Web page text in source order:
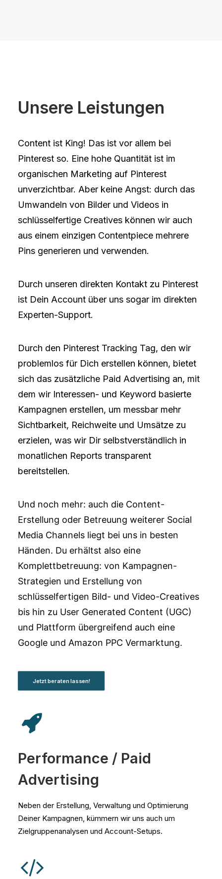
Unsere Leistungen
Content ist King! Das ist vor allem bei
Pinterest so. Eine hohe Quantität ist im
organischen Marketing auf Pinterest
unverzichtbar. Aber keine Angst: durch das
Umwandeln von Bilder und Videos in
schlüsselfertige Creatives können wir auch
aus einem einzigen Contentpiece mehrere
Pins generieren und verwenden.
Durch unseren direkten Kontakt zu Pinterest
ist Dein Account über uns sogar im direkten
Experten-Support.
Durch den Pinterest Tracking Tag, den wir
problemlos für Dich erstellen können, bietet
sich das zusätzliche Paid Advertising an, mit
dem wir Interessen- und Keyword basierte
Kampagnen erstellen, um messbar mehr
Sichtbarkeit, Reichweite und Umsätze zu
erzielen, was wir Dir selbstverständlich in
monatlichen Reports transparent
bereitstellen.
Und noch mehr: auch die Content-
Erstellung oder Betreuung weiterer Social
Media Channels liegt bei uns in besten
Händen. Du erhältst also eine
Komplettbetreuung: von Kampagnen-
Strategien und Erstellung von
schlüsselfertigen Bild- und Video-Creatives
bis hin zu User Generated Content (UGC)
und Plattform übergreifend auch eine
Google und Amazon PPC Vermarktung.
Jetzt beraten lassen!
Performance / Paid
Advertising
Neben der Erstellung, Verwaltung und Optimierung
Deiner Kampagnen, kümmern wir uns auch um
Zielgruppenanalysen und Account-Setups.